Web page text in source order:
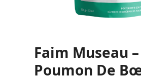
Faim Museau –
Poumon De